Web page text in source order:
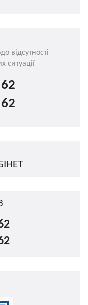
відсутності
ситуації